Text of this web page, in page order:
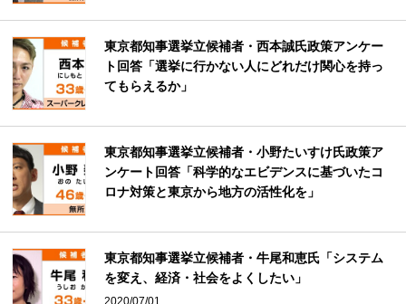
東京都知事選挙立候補者・西本誠氏政策アンケー
ト回答「選挙に行かない人にどれだけ関心を持っ
てもらえるか」
東京都知事選挙立候補者・小野たいすけ氏政策ア
ンケート回答「科学的なエビデンスに基づいたコ
ロナ対策と東京から地方の活性化を」
東京都知事選挙立候補者・牛尾和恵氏「システム
を変え、経済・社会をよくしたい」